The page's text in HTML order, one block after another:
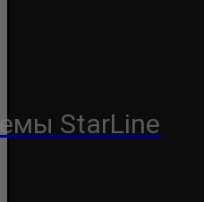
StarLine